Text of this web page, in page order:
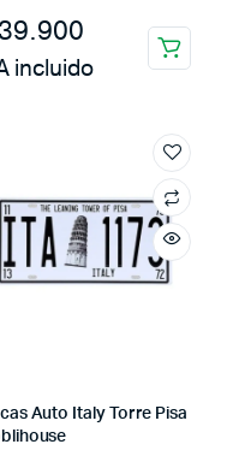
39.900
incluido
Auto Italy Torre Pisa